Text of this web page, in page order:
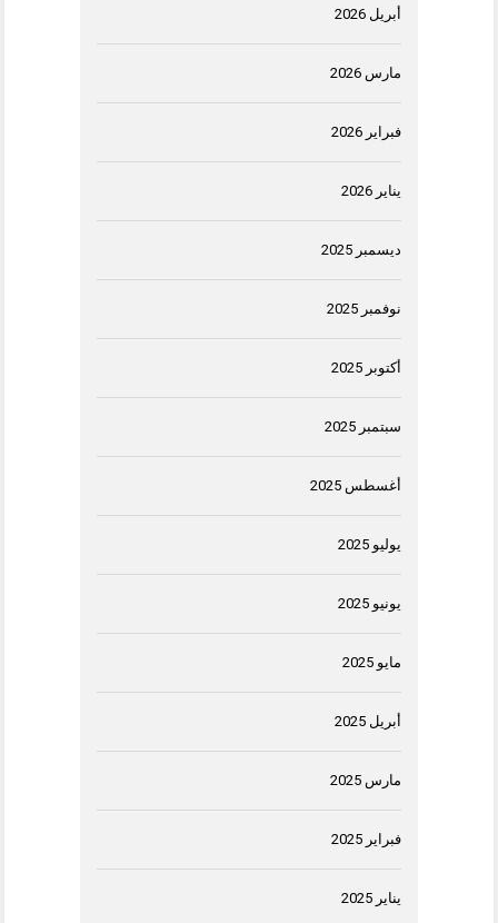
أبريل 2026
مارس 2026
فبراير 2026
يناير 2026
ديسمبر 2025
نوفمبر 2025
أكتوبر 2025
سبتمبر 2025
أغسطس 2025
يوليو 2025
يونيو 2025
مايو 2025
أبريل 2025
مارس 2025
فبراير 2025
يناير 2025